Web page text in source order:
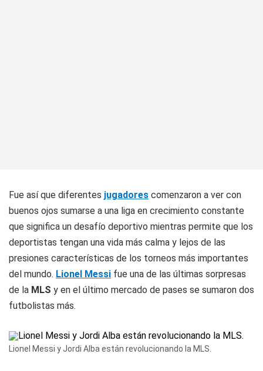
Fue así que diferentes jugadores comenzaron a ver con
buenos ojos sumarse a una liga en crecimiento constante
que significa un desafío deportivo mientras permite que los
deportistas tengan una vida más calma y lejos de las
presiones características de los torneos más importantes
del mundo. Lionel Messi fue una de las últimas sorpresas
de la MLS y en el último mercado de pases se sumaron dos
futbolistas más.
Lionel Messi y Jordi Alba están revolucionando la MLS.